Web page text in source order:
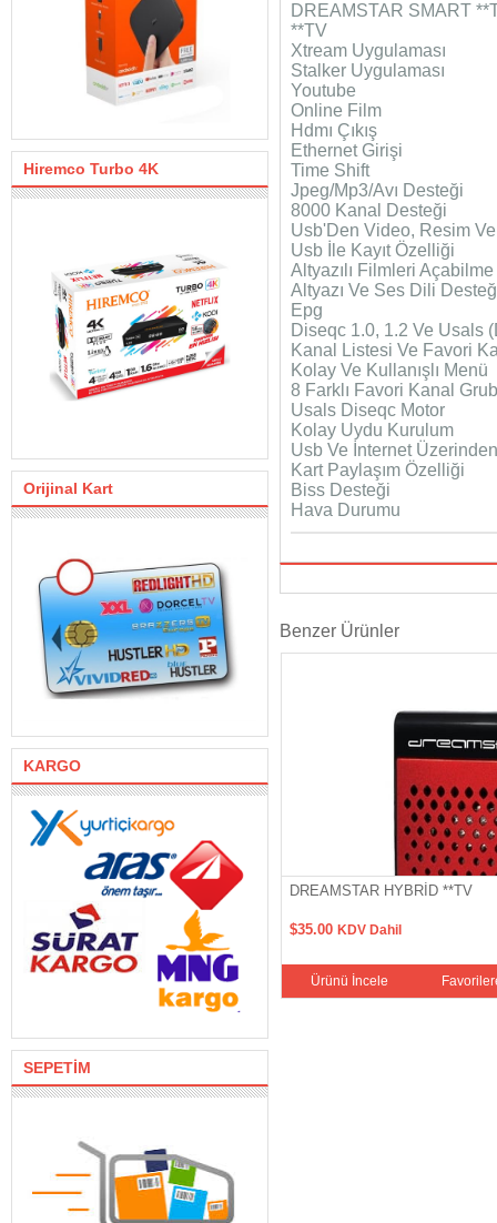
Hiremco Turbo 4K
Orijinal Kart
KARGO
SEPETİM
DREAMSTAR SMART
**TV
Xtream Uygulaması
Stalker Uygulaması
Youtube
Online Film
Hdmı Çıkış
Ethernet Girişi
Time Shift
Jpeg/Mp3/Avı Desteği
8000 Kanal Desteği
Usb'Den Video, Resim
Usb İle Kayıt Özelliği
Altyazılı Filmleri Açabilme
Altyazı Ve Ses Dili
Epg
Diseqc 1.0, 1.2 Ve Usals
Kanal Listesi Ve Favori
Kolay Ve Kullanışlı Menü
8 Farklı Favori Kanal
Usals Diseqc Motor
Kolay Uydu Kurulum
Usb Ve İnternet
Kart Paylaşım Özelliği
Biss Desteği
Hava Durumu
Benzer Ürünler
Sepete Ekle
DREAMSTAR HYBRİD **TV
$35.00KDV Dahil
Ürünü İncele